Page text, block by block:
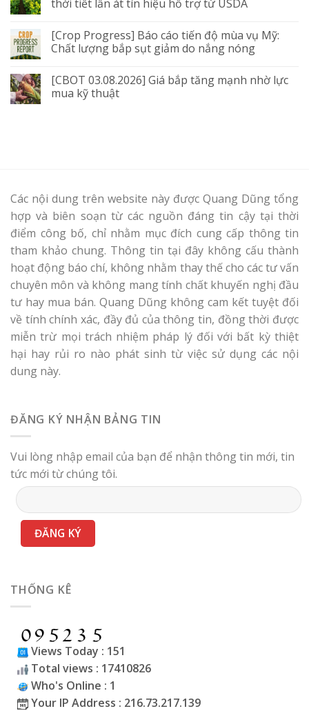
thời tiết lấn át tín hiệu hỗ trợ từ USDA
[Crop Progress] Báo cáo tiến độ mùa vụ Mỹ:
Chất lượng bắp sụt giảm do nắng nóng
[CBOT 03.08.2026] Giá bắp tăng mạnh nhờ lực
mua kỹ thuật
Các nội dung trên website này được Quang Dũng tổng
hợp và biên soạn từ các nguồn đáng tin cậy tại thời
điểm công bố, chỉ nhằm mục đích cung cấp thông tin
tham khảo chung. Thông tin tại đây không cấu thành
hoạt động báo chí, không nhằm thay thế cho các tư vấn
chuyên môn và không mang tính chất khuyến nghị đầu
tư hay mua bán. Quang Dũng không cam kết tuyệt đối
về tính chính xác, đầy đủ của thông tin, đồng thời được
miễn trừ mọi trách nhiệm pháp lý đối với bất kỳ thiệt
hại hay rủi ro nào phát sinh từ việc sử dụng các nội
dung này.
ĐĂNG KÝ NHẬN BẢNG TIN
Vui lòng nhập email của bạn để nhận thông tin mới, tin
tức mới từ chúng tôi.
THỐNG KÊ
Views Today : 151
Total views : 17410826
Who's Online : 1
Your IP Address : 216.73.217.139